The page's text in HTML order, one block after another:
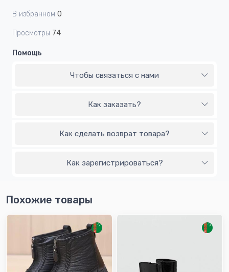
В избранном 0
Просмотры 74
Помощь
Чтобы связаться с нами
Как заказать?
Как сделать возврат товара?
Как зарегистрироваться?
Похожие товары